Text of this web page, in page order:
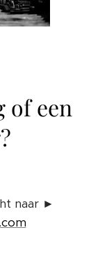
of een
naar ►